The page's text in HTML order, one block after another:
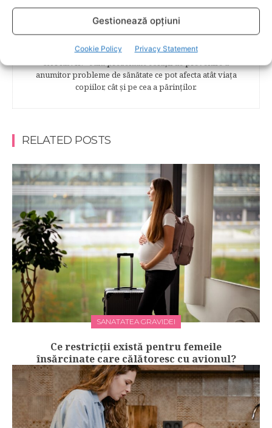
Gestionează opțiuni
Cookie Policy Privacy Statement
este un capitol destinat vieţii de familie ce conţine o serie
întreagă de sfaturi eficiente. COPII TALENTAŢI – este un
capitol fascinant dedicat copiilor valoroși ai țării. ÎNVAŢĂ
SĂ PREVII! –sunt prezentate soluţii de prevenire a
anumitor probleme de sănătate ce pot afecta atât viaţa
copiilor, cât şi pe cea a părinţilor.
RELATED POSTS
SANATATEA GRAVIDEI
Ce restricții există pentru femeile
însărcinate care călătoresc cu avionul?